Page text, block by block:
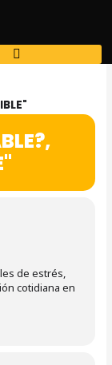
de estrés,
cotidiana en